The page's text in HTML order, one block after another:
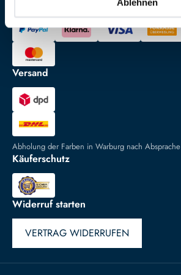
Ablehnen
Versand
Abholung der Farben in Warburg nach Absprache
Käuferschutz
Widerruf starten
VERTRAG WIDERRUFEN